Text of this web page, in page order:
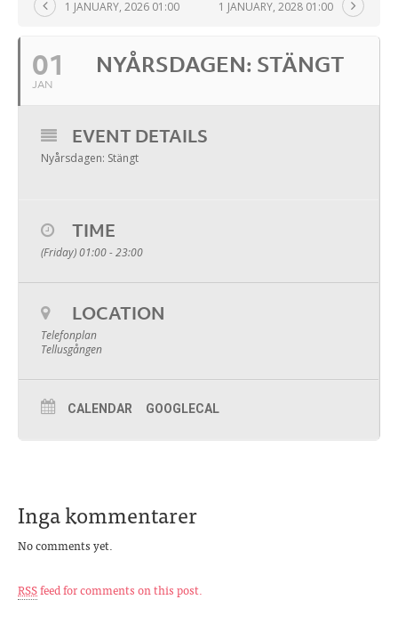
1 JANUARY, 2026 01:00 1 JANUARY, 2028 01:00
01
JAN
NYÅRSDAGEN: STÄNGT
EVENT DETAILS
Nyårsdagen: Stängt
TIME
(Friday) 01:00 - 23:00
LOCATION
Telefonplan
Tellusgången
CALENDAR GOOGLECAL
Inga kommentarer
No comments yet.
RSSfeed for comments on this post.